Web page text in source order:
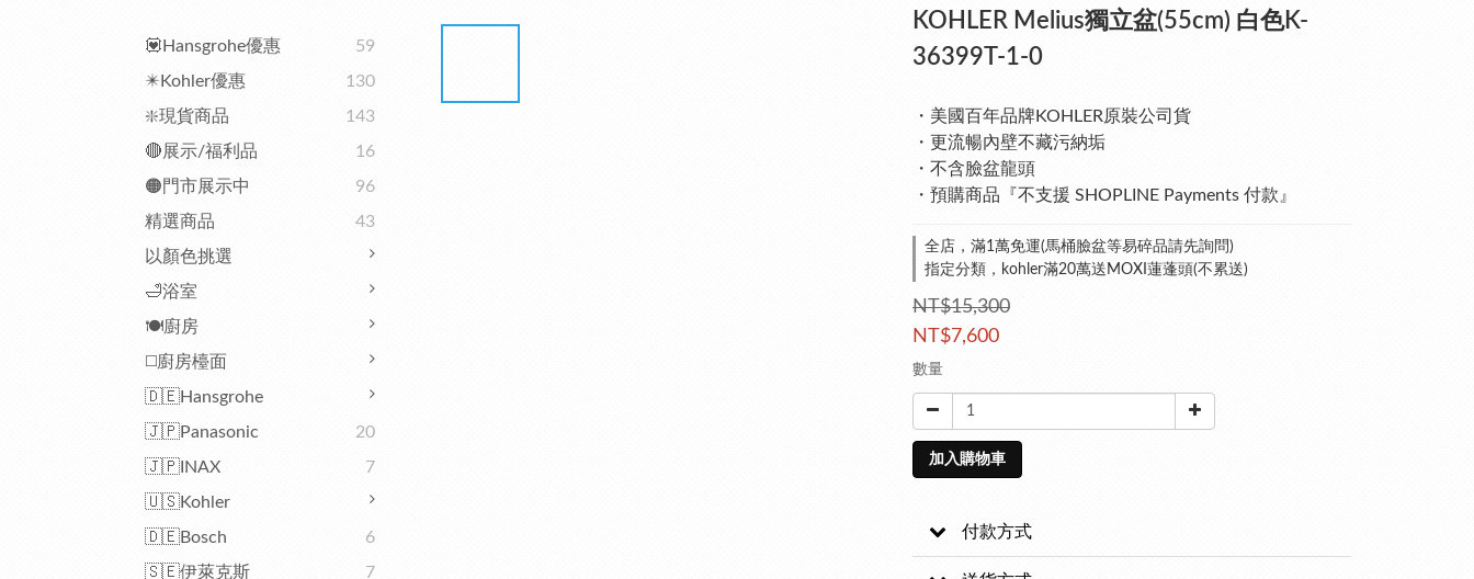
💟Hansgrohe優惠
59
✴️Kohler優惠
130
❇️現貨商品
143
🔴展示/福利品
16
🟠門市展示中
96
精選商品
43
以顏色挑選
🛁浴室
🍽️廚房
◻️廚房檯面
🇩🇪Hansgrohe
🇯🇵Panasonic
20
🇯🇵INAX
7
🇺🇸Kohler
🇩🇪Bosch
6
🇸🇪伊萊克斯
7
KOHLER Melius獨立盆(55cm) 白色K-
36399T-1-0
・美國百年品牌KOHLER原裝公司貨
・更流暢內壁不藏污納垢
・不含臉盆龍頭
・預購商品『不支援 SHOPLINE Payments 付款』
全店，滿1萬免運(馬桶臉盆等易碎品請先詢問)
指定分類，kohler滿20萬送MOXI蓮蓬頭(不累送)
NT$15,300
NT$7,600
數量
加入購物車
付款方式